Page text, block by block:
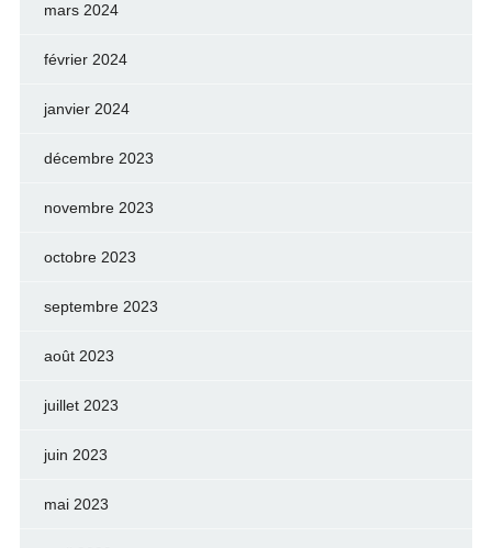
mars 2024
février 2024
janvier 2024
décembre 2023
novembre 2023
octobre 2023
septembre 2023
août 2023
juillet 2023
juin 2023
mai 2023